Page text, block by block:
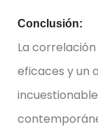
Conclusión:
La
eficaces y un